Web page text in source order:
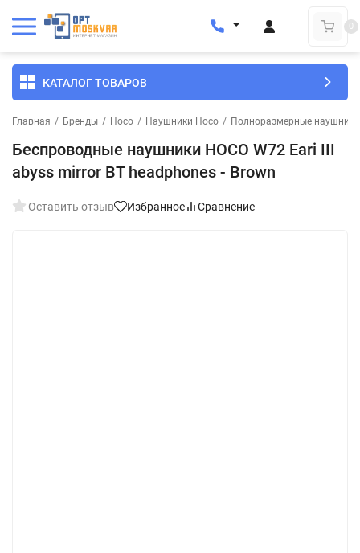
0
КАТАЛОГ ТОВАРОВ
Главная / Бренды / Hoco / Наушники Hoco / Полноразмерные
Беспроводные наушники HOCO W72 Eari III
abyss mirror BT headphones - Brown
Оставить отзыв Избранное Сравнение